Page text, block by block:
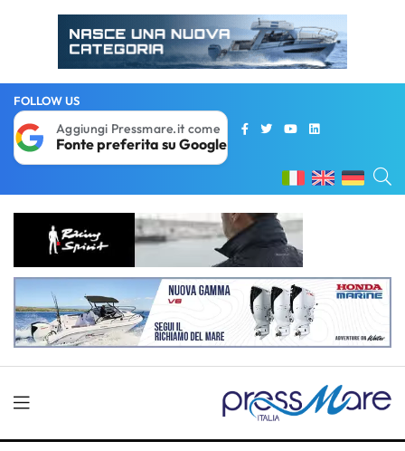
FOLLOW US
Aggiungi Pressmare.it come
Fonte preferita su Google